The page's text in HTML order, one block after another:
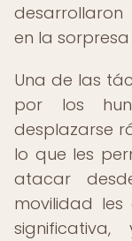
en la
Una de las
por los
desplazarse
lo que les
atacar
movilidad